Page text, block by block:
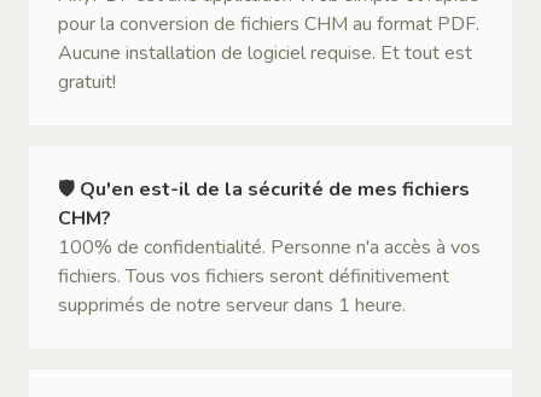
pour la conversion de fichiers CHM au format PDF.
Aucune installation de logiciel requise. Et tout est
gratuit!
🛡 Qu'en est-il de la sécurité de mes fichiers
CHM?
100% de confidentialité. Personne n'a accès à vos
fichiers. Tous vos fichiers seront définitivement
supprimés de notre serveur dans 1 heure.